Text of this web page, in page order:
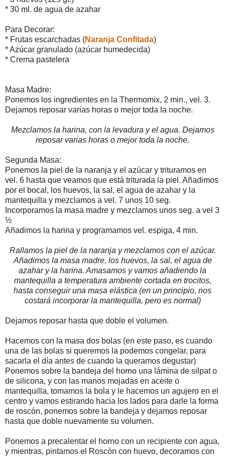
* 30 ml. de agua de azahar
Para Decorar:
* Frutas escarchadas (Naranja Confitada)
* Azúcar granulado (azúcar humedecida)
* Crema pastelera
Masa Madre:
Ponemos los ingredientes en la Thermomix, 2 min., vel. 3.
Dejamos reposar varias horas o mejor toda la noche.
Mezclamos la harina, con la levadura y el agua. Dejamos
reposar varias horas o mejor toda la noche.
Segunda Masa:
Ponemos la piel de la naranja y el azúcar y trituramos en
vel. 6 hasta que veamos que está triturada la piel. Añadimos
por el bocal, los huevos, la sal, el agua de azahar y la
mantequilla y mezclamos a vel. 7 unos 10 seg.
Incorporamos la masa madre y mezclamos unos seg. a vel 3
½
Añadimos la harina y programamos vel. espiga, 4 min.
Rallamos la piel de la naranja y mezclamos con el azúcar.
Añadimos la masa madre, los huevos, la sal, el agua de
azahar y la harina. Amasamos y vamos añadiendo la
mantequilla a temperatura ambiente cortada en trocitos,
hasta conseguir una masa elástica (en un principio, nos
costará incorporar la mantequilla, pero es normal)
Dejamos reposar hasta que doble el volumen.
Hacemos con la masa dos bolas (en este paso, es cuando
una de las bolas si queremos la podemos congelar, para
sacarla el día antes de cuando la queramos degustar)
Ponemos sobre la bandeja del horno una lámina de silpat o
de silicona, y con las manos mojadas en aceite o
mantequilla, tomamos la bola y le hacemos un agujero en el
centro y vamos estirando hacia los lados para darle la forma
de roscón, ponemos sobre la bandeja y dejamos reposar
hasta que doble nuevamente su volumen.
Ponemos a precalentar el horno con un recipiente con agua,
y mientras, pintamos el Roscón con huevo, decoramos con